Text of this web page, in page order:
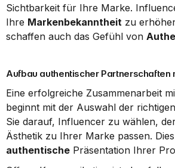
Sichtbarkeit für Ihre Marke.
Ihre Markenbekanntheit zu
schaffen auch das Gefühl von
Aufbau authentischer Partnerschaften
Eine erfolgreiche Zusammenarbeit
beginnt mit der Auswahl der
Sie darauf, Influencer zu wählen,
authentische Präsentation Ihrer